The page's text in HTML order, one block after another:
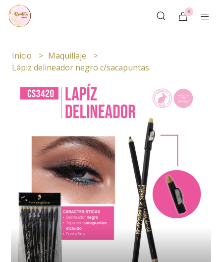
0
Inicio
Maquillaje
Lápiz delineador negro c/sacapuntas